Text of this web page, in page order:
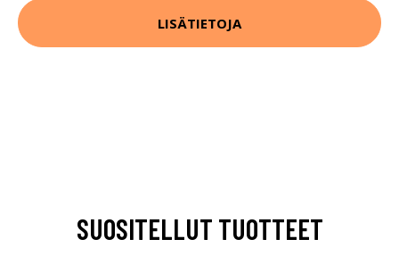
LISÄTIETOJA
SUOSITELLUT TUOTTEET